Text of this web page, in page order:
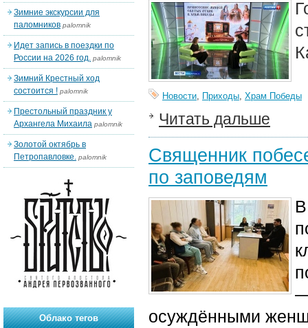
Новости, Приходы, Храм Победы
Читать дальше
Священник
по заповедям
—
осуждёнными
Зимние экскурсии для
паломников palomnik
Идет запись в поездки по
России на 2026 год. palomnik
Зимний Крестный ход
состоится ! palomnik
Престольный праздник у
Архангела Михаила palomnik
Золотой октябрь в
Петропавловке. palomnik
Облако тегов